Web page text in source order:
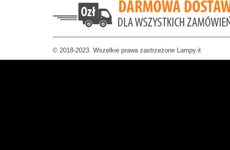
© 2018-2023. Wszelkie prawa zastrzeżone Lampy.it